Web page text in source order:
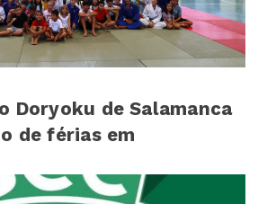
Doryoku de Salamanca
de férias em